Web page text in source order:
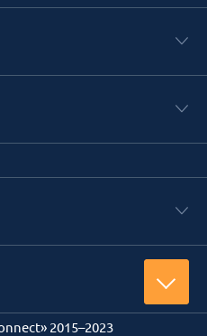
2015–2023